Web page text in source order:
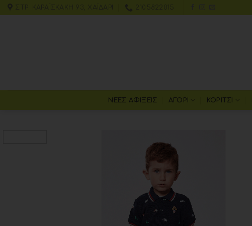
ΝΕΕΣ ΑΦΙΞΕΙΣ ΑΓΌΡΙ ΚΟΡΊΤΣΙ